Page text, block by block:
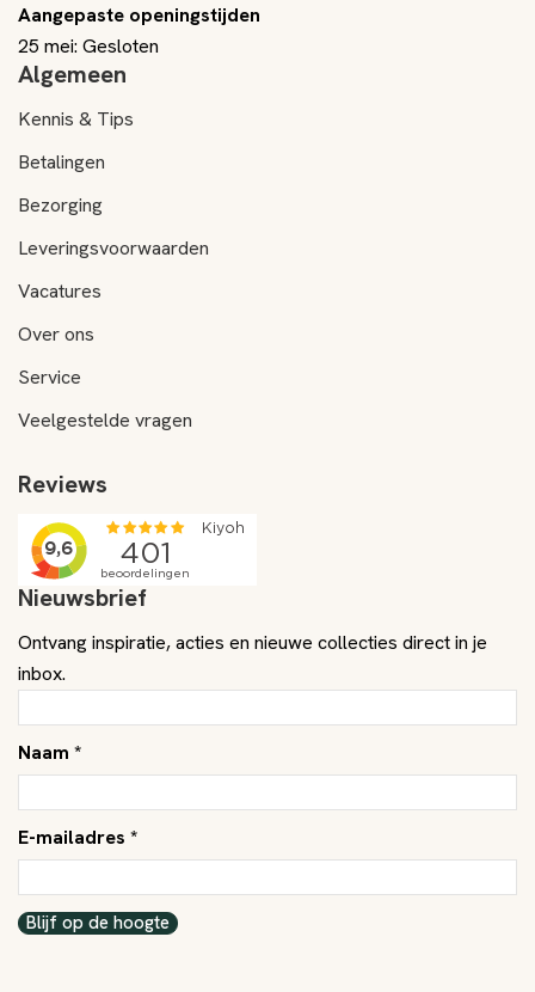
Aangepaste openingstijden
25 mei: Gesloten
Algemeen
Kennis & Tips
Betalingen
Bezorging
Leveringsvoorwaarden
Vacatures
Over ons
Service
Veelgestelde vragen
Reviews
Nieuwsbrief
Ontvang inspiratie, acties en nieuwe collecties direct in je
inbox.
Naam *
E-mailadres *
Blijf op de hoogte